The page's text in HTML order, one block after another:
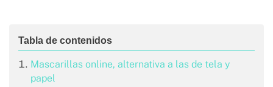
Mascarillas online, alternativa a las de tela y
papel